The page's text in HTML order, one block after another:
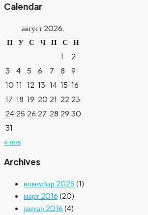
Calendar
август 2026.
П У С Ч П С
Н
1
2
3
4 5 6 7 8
9
10 11 12 13 14 15 16
17 18 19 20 21 22 23
24 25 26 27 28 29 30
31
« нов
Archives
новембар 2025 (1)
март 2016 (20)
јануар 2016 (4)